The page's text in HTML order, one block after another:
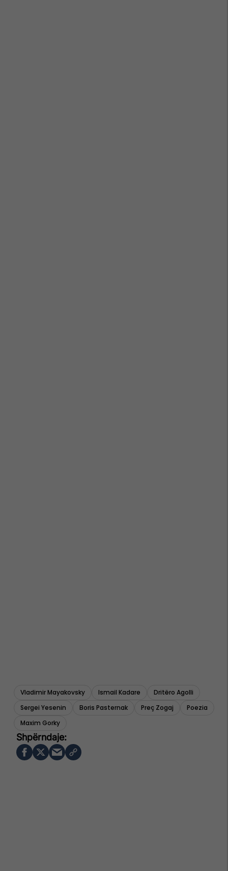
Vladimir Mayakovsky Ismail Kadare
Dritëro Agolli
Sergei Yesenin
Boris Pasternak Preç Zogaj
Poezia
Maxim Gorky